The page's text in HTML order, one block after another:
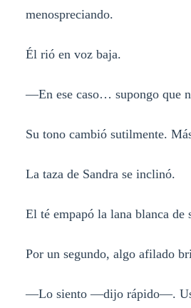
menospreciando.
Él rió en voz baja.
—En ese caso… supongo que
Su tono cambió sutilmente.
La taza de Sandra se inclinó.
El té empapó la lana blanca de
Por un segundo, algo afilado
—Lo siento —dijo rápido—.